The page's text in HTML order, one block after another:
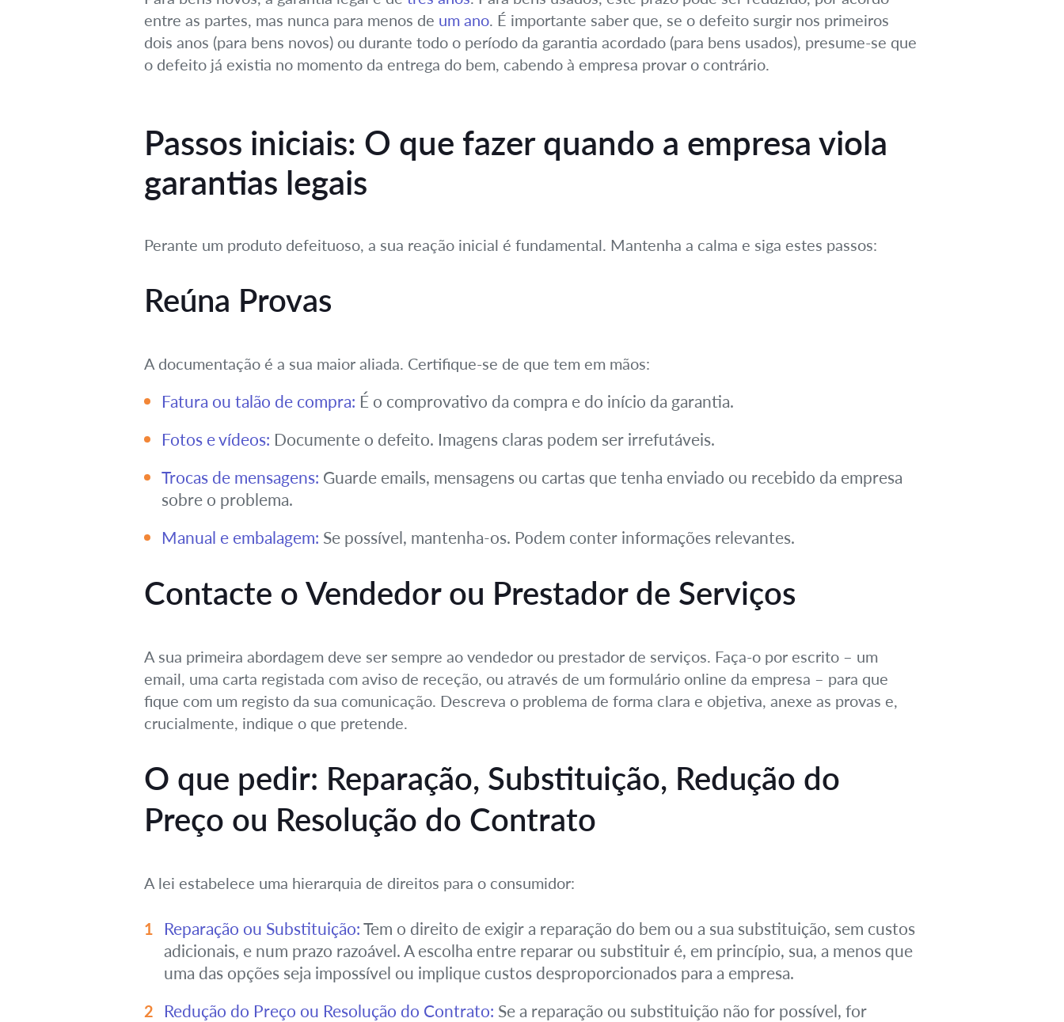
entre as partes, mas nunca para menos de um ano. É importante saber que, se o defeito surgir nos primeiros
dois anos (para bens novos) ou durante todo o período da garantia acordado (para bens usados), presume-se que
o defeito já existia no momento da entrega do bem, cabendo à empresa provar o contrário.
Passos iniciais: O que fazer quando a empresa viola
garantias legais
Perante um produto defeituoso, a sua reação inicial é fundamental. Mantenha a calma e siga estes passos:
Reúna Provas
A documentação é a sua maior aliada. Certifique-se de que tem em mãos:
Fatura ou talão de compra: É o comprovativo da compra e do início da garantia.
Fotos e vídeos: Documente o defeito. Imagens claras podem ser irrefutáveis.
Trocas de mensagens: Guarde emails, mensagens ou cartas que tenha enviado ou recebido da empresa
sobre o problema.
Manual e embalagem: Se possível, mantenha-os. Podem conter informações relevantes.
Contacte o Vendedor ou Prestador de Serviços
A sua primeira abordagem deve ser sempre ao vendedor ou prestador de serviços. Faça-o por escrito – um
email, uma carta registada com aviso de receção, ou através de um formulário online da empresa – para que
fique com um registo da sua comunicação. Descreva o problema de forma clara e objetiva, anexe as provas e,
crucialmente, indique o que pretende.
O que pedir: Reparação, Substituição, Redução do
Preço ou Resolução do Contrato
A lei estabelece uma hierarquia de direitos para o consumidor:
Reparação ou Substituição: Tem o direito de exigir a reparação do bem ou a sua substituição, sem custos
adicionais, e num prazo razoável. A escolha entre reparar ou substituir é, em princípio, sua, a menos que
uma das opções seja impossível ou implique custos desproporcionados para a empresa.
Redução do Preço ou Resolução do Contrato: Se a reparação ou substituição não for possível, for